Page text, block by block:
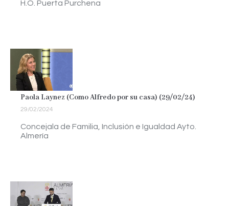
H.O. Puerta Purchena
Paola Laynez (Como Alfredo por su casa) (29/02/24)
29/02/2024
Concejala de Familia, Inclusión e Igualdad Ayto.
Almería